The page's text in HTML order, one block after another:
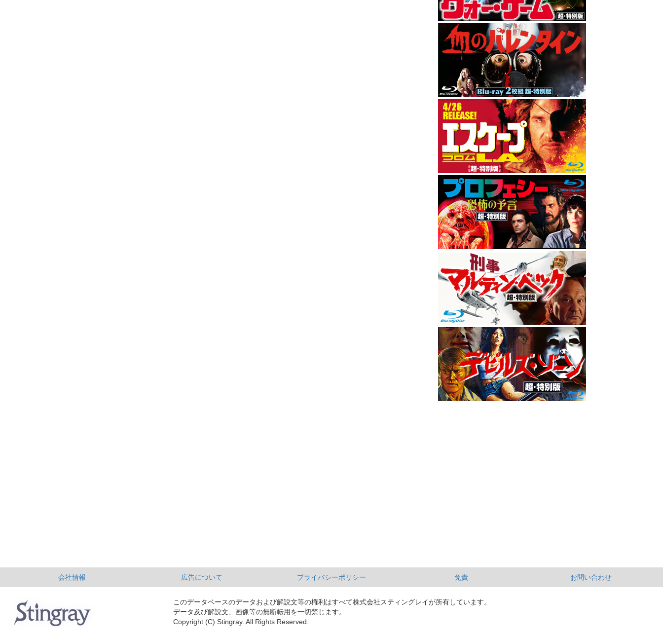
会社情報 広告について プライバシーポリシー 免責 お問い合わせ
このデータベースのデータおよび解説文等の権利はすべて株式会社スティングレイが所有しています。
データ及び解説文、画像等の無断転用を一切禁じます。
Copyright (C) Stingray. All Rights Reserved.